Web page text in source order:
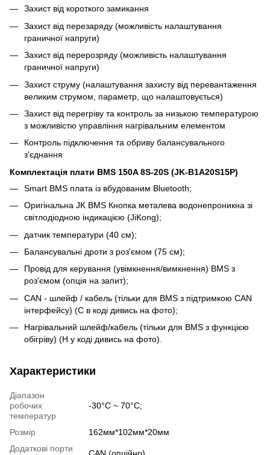
Захист від короткого замикання
Захист від перезаряду (можливість налаштування
граничної напруги)
Захист від перерозряду (можливість налаштування
граничної напруги)
Захист струму (налаштування захисту від перевантаження
великим струмом, параметр, що налаштовується)
Захист від перегріву та контроль за низькою температурою
з можливістю управління нагрівальним елементом
Контроль підключення та обриву балансувального
з'єднання
Комплектація плати BMS 150A 8S-20S (JK-B1A20S15P)
Smart BMS плата із вбудованим Bluetooth;
Оригінальна JK BMS Кнопка металева водонепроникна зі
світлодіодною індикацією (JiKong);
датчик температури (40 см);
Балансувальні дроти з роз'ємом (75 см);
Провід для керування (увімкнення/вимкнення) BMS з
роз'ємом (опція на запит);
CAN - шлейф / кабель (тільки для BMS з підтримкою CAN
інтерфейсу) (C в коді дивись на фото);
Нагрівальний шлейф/кабель (тільки для BMS з функцією
обігріву) (H у коді дивись на фото).
Характеристики
Діапазон
робочих
температур
-30°С ~ 70°С;
Розмір
162мм*102мм*20мм
Додаткові порти